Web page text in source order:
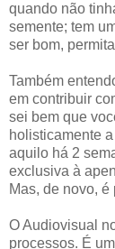
quando não
semente; tem
ser bom,
Também
em contribuir
sei bem que
holisticamente
aquilo há 2
exclusiva à
Mas, de novo, é
O Audiovisual
processos. É